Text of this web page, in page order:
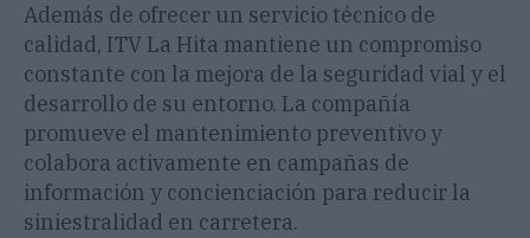
Además de ofrecer un servicio técnico de
calidad, ITV La Hita mantiene un compromiso
constante con la mejora de la seguridad vial y el
desarrollo de su entorno. La compañía
promueve el mantenimiento preventivo y
colabora activamente en campañas de
información y concienciación para reducir la
siniestralidad en carretera.